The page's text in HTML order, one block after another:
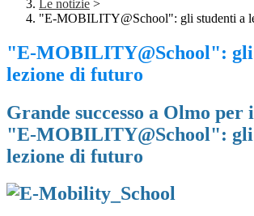
Le notizie >
"E-MOBILITY@School": gli studenti a
"E-MOBILITY@School": gli
lezione di futuro
Grande successo a Olmo per
"E-MOBILITY@School": gli
lezione di futuro